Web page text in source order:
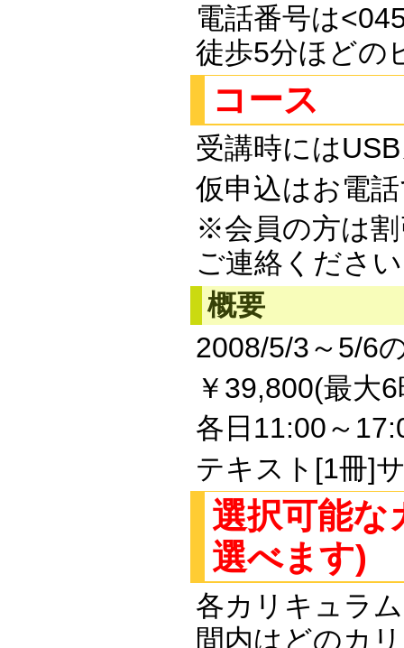
電話番号は
徒歩5分ほどの
コース
受講時には
仮申込はお電
※会員の方は
ご連絡くださ
概要
2008/5/3～5/6
￥39,800(最大
各日11:00～
テキスト[1冊]
選択可能な
選べます)
各カリキュラ
間内はどのカ